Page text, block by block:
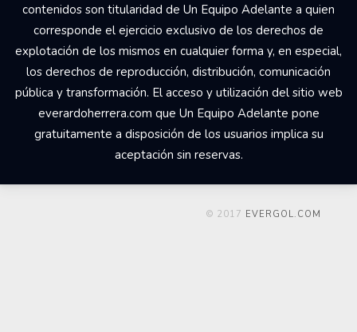
contenidos son titularidad de Un Equipo Adelante a quien
corresponde el ejercicio exclusivo de los derechos de
explotación de los mismos en cualquier forma y, en especial,
los derechos de reproducción, distribución, comunicación
pública y transformación. El acceso y utilización del sitio web
everardoherrera.com que Un Equipo Adelante pone
gratuitamente a disposición de los usuarios implica su
aceptación sin reservas.
© 2017 EVERGOL.COM